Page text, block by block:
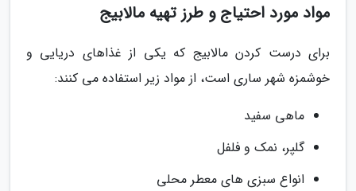
مواد مورد احتیاج و طرز تهیه مالابیج
برای درست کردن مالابیج که یکی از غذاهای دریایی و
خوشمزه شهر ساری است، از مواد زیر استفاده می کنند:
ماهی سفید
گلپر، نمک و فلفل
انواع سبزی های معطر محلی